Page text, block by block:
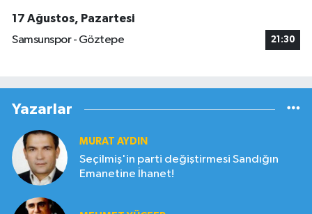
17 Ağustos, Pazartesi
Samsunspor - Göztepe
21:30
Yazarlar
MURAT AYDIN
Seçilmiş'in parti değiştirmesi Sandığın
Emanetine İhanet!